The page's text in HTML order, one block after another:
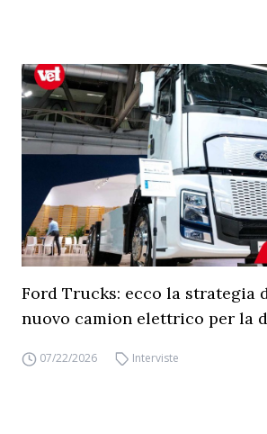
Ford Trucks: ecco la strategia
nuovo camion elettrico per la
07/22/2026 Interviste